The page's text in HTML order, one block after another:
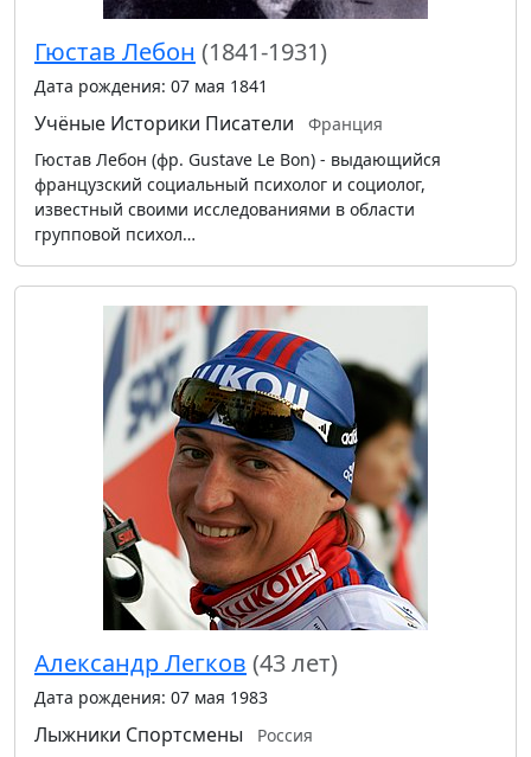
Гюстав Лебон (1841-1931)
Дата рождения: 07 мая 1841
Учёные Историки Писатели
Франция
Гюстав Лебон (фр. Gustave Le Bon) - выдающийся
французский социальный психолог и социолог,
известный своими исследованиями в области
групповой психол…
Александр Легков (43 лет)
Дата рождения: 07 мая 1983
Лыжники Спортсмены
Россия